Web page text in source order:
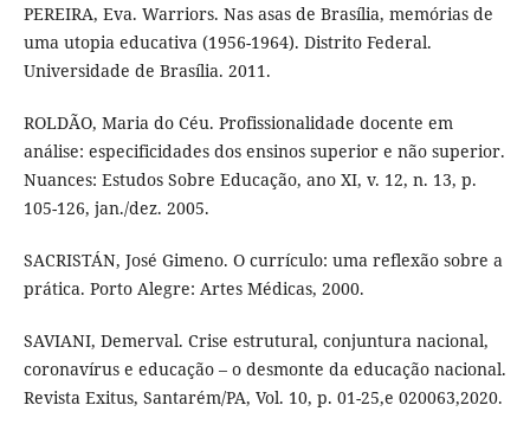
PEREIRA, Eva. Warriors. Nas asas de Brasília, memórias de
uma utopia educativa (1956-1964). Distrito Federal.
Universidade de Brasília. 2011.
ROLDÃO, Maria do Céu. Profissionalidade docente em
análise: especificidades dos ensinos superior e não superior.
Nuances: Estudos Sobre Educação, ano XI, v. 12, n. 13, p.
105-126, jan./dez. 2005.
SACRISTÁN, José Gimeno. O currículo: uma reflexão sobre a
prática. Porto Alegre: Artes Médicas, 2000.
SAVIANI, Demerval. Crise estrutural, conjuntura nacional,
coronavírus e educação – o desmonte da educação nacional.
Revista Exitus, Santarém/PA, Vol. 10, p. 01-25,e 020063,2020.